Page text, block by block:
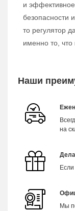
и
безопасности
то регулятор
именно то, что
Наши
на
Мы